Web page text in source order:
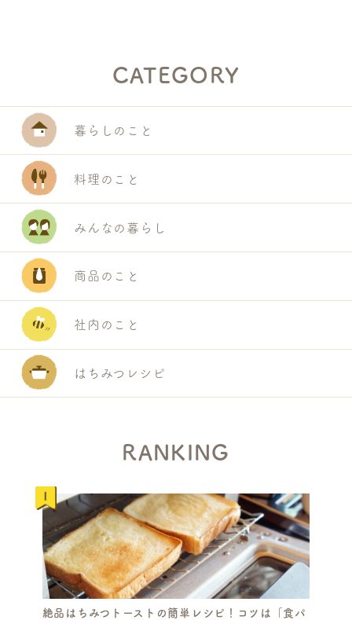
CATEGORY
暮らしのこと
料理のこと
みんなの暮らし
商品のこと
社内のこと
はちみつレシピ
RANKING
絶品はちみつトーストの簡単レシピ！コツは「食パ